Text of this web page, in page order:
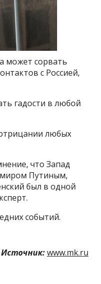
может сорвать
с Россией,
гадости в любой
любых
что Запад
Путиным,
был в одной
событий.
Источник:www.mk.ru